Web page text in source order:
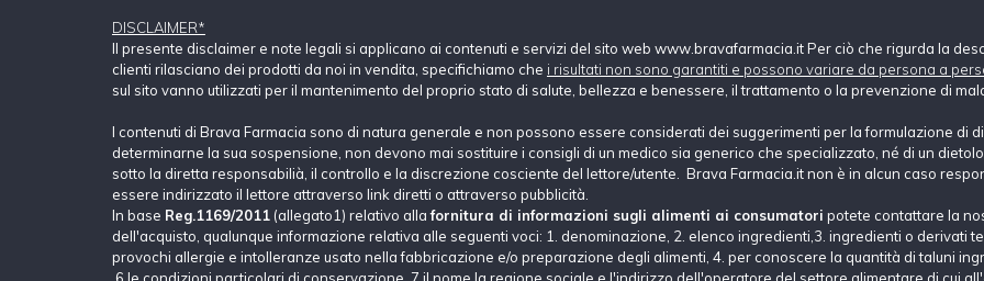
DISCLAIMER*
Il presente disclaimer e note legali si applicano ai contenuti e servizi del sito web www.bravafarmacia.it Per ciò che rigurda la
clienti rilasciano dei prodotti da noi in vendita, specifichiamo che i risultati non sono garantiti e possono variare da persona a
sul sito vanno utilizzati per il mantenimento del proprio stato di salute, bellezza e benessere, il trattamento o la prevenzione di
I contenuti di Brava Farmacia sono di natura generale e non possono essere considerati dei suggerimenti per la formulazione di
determinarne la sua sospensione, non devono mai sostituire i consigli di un medico sia generico che specializzato, né di un
sotto la diretta responsabilià, il controllo e la discrezione cosciente del lettore/utente. Brava Farmacia.it non è in alcun caso
essere indirizzato il lettore attraverso link diretti o attraverso pubblicità.
In base Reg.1169/2011 (allegato1) relativo allafornitura di informazioni sugli alimenti ai consumatori potete contattare la
dell'acquisto, qualunque informazione relativa alle seguenti voci: 1. denominazione, 2. elenco ingredienti,3. ingredienti o derivati
provochi allergie e intolleranze usato nella fabbricazione e/o preparazione degli alimenti, 4. per conoscere la quantità di taluni